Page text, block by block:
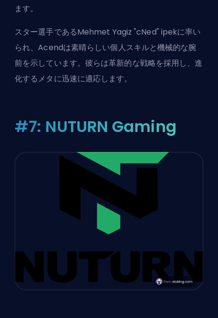
ます。
スター選手であるMehmet Yagiz "cNed" ipekに率い
られ、Acendは素晴らしい個人スキルと機械的な腕
前を示しています。彼らは革新的な戦略を採用し、進
化するメタに迅速に適応します。
#7: NUTURN Gaming